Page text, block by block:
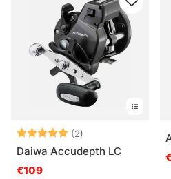
Arvio: (2)
5.0 5:sta tähdestä
Daiwa Accudepth LC
€109